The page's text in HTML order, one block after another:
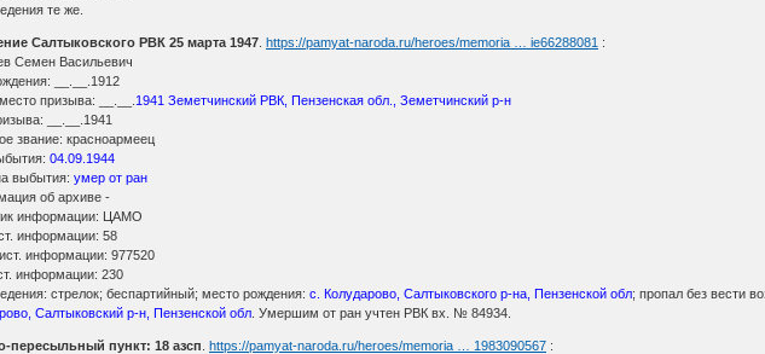
те же.
Салтыковского РВК 25 марта 1947 .https://pamyat-naroda.ru/heroes/memoria … ie66288081 :
Семен Васильевич
__.__.1912
призыва: __.__. 1941 Земетчинский РВК, Пензенская обл., Земетчинский р-н
__.__.1941
звание: красноармеец
04.09.1944
выбытия:умер от ран
об архиве -
информации: ЦАМО
информации: 58
информации: 977520
информации: 230
стрелок; беспартийный; место рождения: с. Колударово, Салтыковского р-на, Пензенской обл; пропал без вести
Салтыковский р-н, Пензенской обл . Умершим от ран учтен РВК вх. № 84934.
пересыльный пункт: 18 азсп .https://pamyat-naroda.ru/heroes/memoria … 1983090567 :